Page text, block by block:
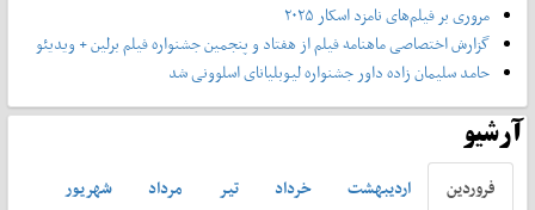
مروری بر فیلم‌های نامزد اسکار ۲۰۲۵
گزارش اختصاصی ماهنامه فیلم از هفتاد و پنجمین جشنواره فیلم برلین + ویدیئو
حامد سلیمان زاده داور جشنواره لیوبلیانای اسلوونی شد
آرشیو
فروردين ارديبهشت خرداد تير مرداد
شهريور